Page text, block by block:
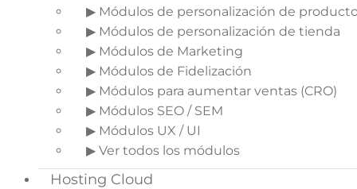
▶ Módulos de personalización de
▶ Módulos de personalización de tienda
▶ Módulos de Marketing
▶ Módulos de Fidelización
▶ Módulos para aumentar ventas (CRO)
▶ Módulos SEO / SEM
▶ Módulos UX / UI
▶ Ver todos los módulos
Hosting Cloud